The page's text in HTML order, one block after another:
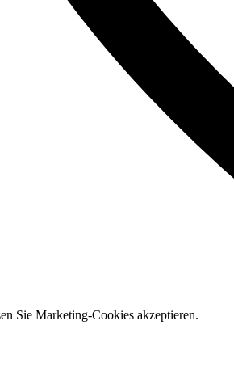
Sie Marketing-Cookies akzeptieren.